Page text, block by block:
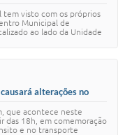
tem visto com os próprios
Municipal de
ao lado da Unidade
alterações no
que acontece neste
das 18h, em comemoração
e no transporte